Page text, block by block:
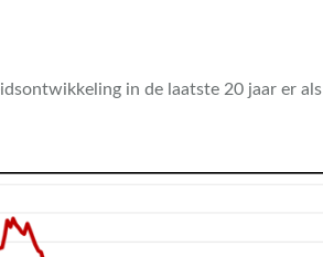
in de laatste 20 jaar er als